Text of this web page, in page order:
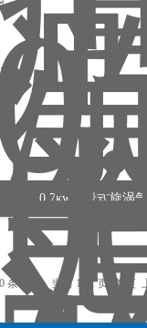
0.7kw双段式旋涡
条记录，当前 1 / 1 页 首